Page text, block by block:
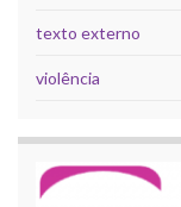
texto externo
violência